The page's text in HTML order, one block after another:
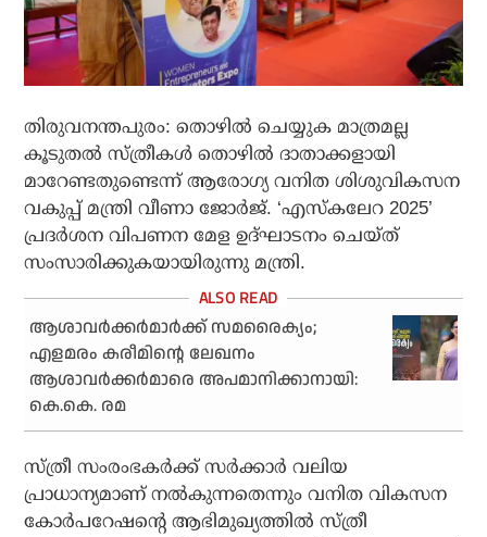
തിരുവനന്തപുരം: തൊഴില്‍ ചെയ്യുക മാത്രമല്ല
കൂടുതല്‍ സ്ത്രീകള്‍ തൊഴില്‍ ദാതാക്കളായി
മാറേണ്ടതുണ്ടെന്ന് ആരോഗ്യ വനിത ശിശുവികസന
വകുപ്പ് മന്ത്രി വീണാ ജോര്‍ജ്. ‘എസ്‌കലേറ 2025’
പ്രദര്‍ശന വിപണന മേള ഉദ്ഘാടനം ചെയ്ത്
സംസാരിക്കുകയായിരുന്നു മന്ത്രി.
ആശാവര്‍ക്കര്‍മാര്‍ക്ക് സമരൈക്യം;
എളമരം കരീമിന്റെ ലേഖനം
ആശാവര്‍ക്കര്‍മാരെ അപമാനിക്കാനായി:
കെ.കെ. രമ
സ്ത്രീ സംരംഭകര്‍ക്ക് സര്‍ക്കാര്‍ വലിയ
പ്രാധാന്യമാണ് നല്‍കുന്നതെന്നും വനിത വികസന
കോര്‍പറേഷന്റെ ആഭിമുഖ്യത്തില്‍ സ്ത്രീ